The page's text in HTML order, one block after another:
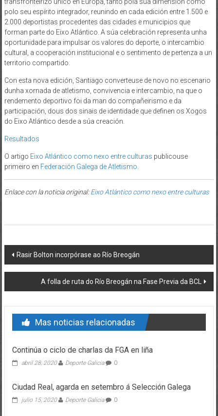
transfronteirizo único en Europa, tanto pola súa dimensión como
polo seu espírito integrador, reunindo en cada edición entre 1.500 e
2.000 deportistas procedentes das cidades e municipios que
forman parte do Eixo Atlántico. A súa celebración representa unha
oportunidade para impulsar os valores do deporte, o intercambio
cultural, a cooperación institucional e o sentimento de pertenza a un
territorio compartido.
Con esta nova edición, Santiago converteuse de novo no escenario
dunha xornada de atletismo, convivencia e intercambio, na que o
rendemento deportivo foi da man do compañeirismo e da
participación, dous dos sinais de identidade que definen os Xogos
do Eixo Atlántico desde a súa creación.
Resultados
O artigo Eixo Atlántico como nexo entre culturas publicouse
primeiro en Federación Galega de Atletismo.
Enlace con la noticia original:Eixo Atlántico como nexo entre culturas
Post navigation
Rasir Bolton incorpórase ao Río Breogán
A folla de ruta do Río Breogán na Fase Previa da BCL
Mas noticias relacionadas
Continúa o ciclo de charlas da FGA en liña
abril 28, 2020 Deporte Galicia 0
Ciudad Real, agarda en setembro á Selección Galega
julio 15, 2020 Deporte Galicia 0